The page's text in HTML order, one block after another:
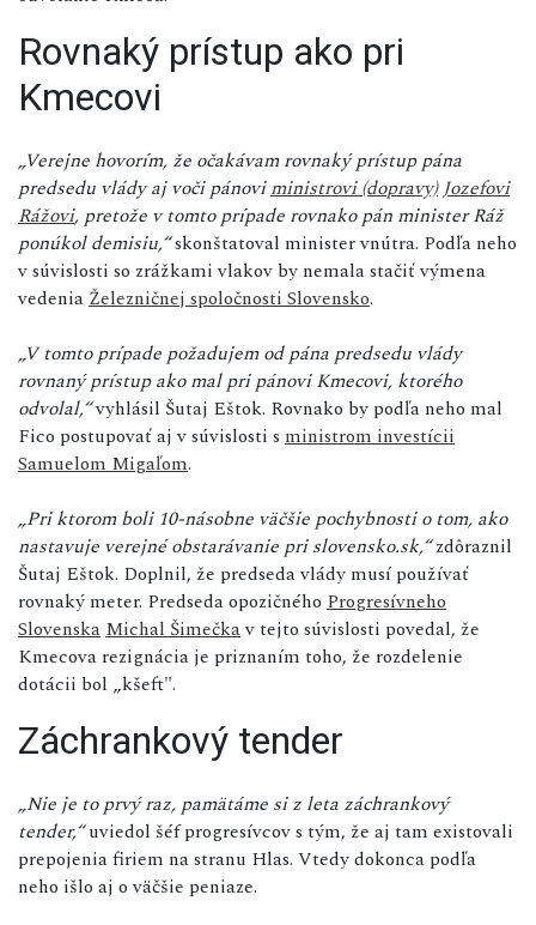
Rovnaký prístup ako pri
Kmecovi
„Verejne hovorím, že očakávam rovnaký prístup pána
predsedu vlády aj voči pánoviministrovi (dopravy) Jozefovi
Rážovi, pretože v tomto prípade rovnako pán minister Ráž
ponúkol demisiu,“skonštatoval minister vnútra. Podľa neho
v súvislosti so zrážkami vlakov by nemala stačiť výmena
vedenia Železničnej spoločnosti Slovensko.
„V tomto prípade požadujem od pána predsedu vlády
rovnaný prístup ako mal pri pánovi Kmecovi, ktorého
odvolal,“vyhlásil Šutaj Eštok. Rovnako by podľa neho mal
Fico postupovať aj v súvislosti s ministrom investícii
Samuelom Migaľom.
„Pri ktorom boli 10-násobne väčšie pochybnosti o tom, ako
nastavuje verejné obstarávanie pri slovensko.sk,“zdôraznil
Šutaj Eštok. Doplnil, že predseda vlády musí používať
rovnaký meter. Predseda opozičného Progresívneho
Slovenska Michal Šimečkav tejto súvislosti povedal, že
Kmecova rezignácia je priznaním toho, že rozdelenie
dotácii bol „kšeft".
Záchrankový tender
„Nie je to prvý raz, pamätáme si z leta záchrankový
tender,“uviedol šéf progresívcov s tým, že aj tam existovali
prepojenia firiem na stranu Hlas. Vtedy dokonca podľa
neho išlo aj o väčšie peniaze.